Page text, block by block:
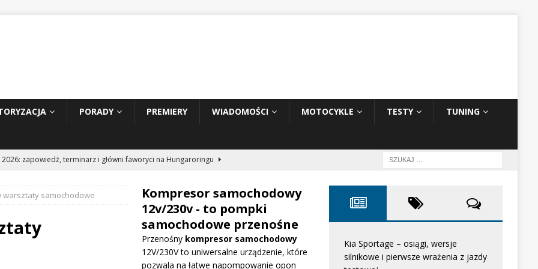
PORADY PREMIERY WIADOMOŚCI MOTOCYKLE TESTY TUNING
2026: zapowiedź, terminarz i główni faworyci na Hungaroringu
2: Tom Cruise wraca za kierownicę NASCAR
WIADOMOŚCI
dużą aktualizację na GP Węgier i testuje skrzydło Macarena
warsztaty samochodowe
Kompresor samochodowy
12v/230v - to pompki
samochodowe przenośne
Przenośny kompresor samochodowy
12V/230V to uniwersalne urządzenie, które
pozwala na łatwe napompowanie opon
Kia Sportage – osiągi, wersje
silnikowe i pierwsze wrażenia z jazdy